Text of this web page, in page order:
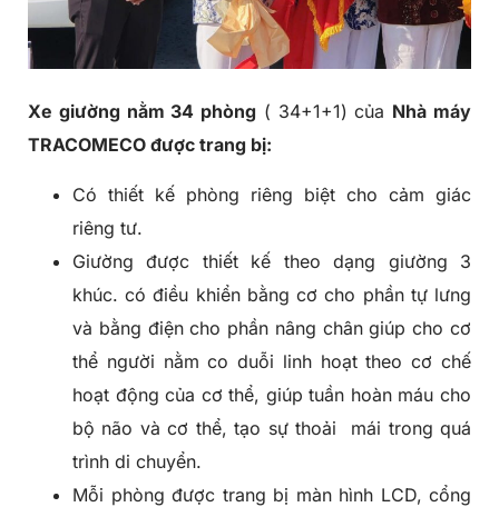
Xe giường nằm 34 phòng ( 34+1+1) của Nhà máy
TRACOMECO được trang bị:
Có thiết kế phòng riêng biệt cho cảm giác
riêng tư.
Giường được thiết kế theo dạng giường 3
khúc. có điều khiển bằng cơ cho phần tự lưng
và bằng điện cho phần nâng chân giúp cho cơ
thể người nằm co duỗi linh hoạt theo cơ chế
hoạt động của cơ thể, giúp tuần hoàn máu cho
bộ não và cơ thể, tạo sự thoải mái trong quá
trình di chuyển.
Mỗi phòng được trang bị màn hình LCD, cổng